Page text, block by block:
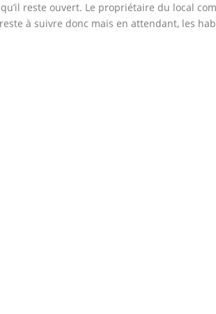
reste ouvert. Le propriétaire du local
à suivre donc mais en attendant, les